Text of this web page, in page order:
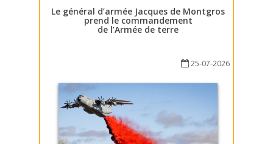
Le général d’armée Jacques de Montgros
prend le commandement
de l’Armée de terre
25-07-2026